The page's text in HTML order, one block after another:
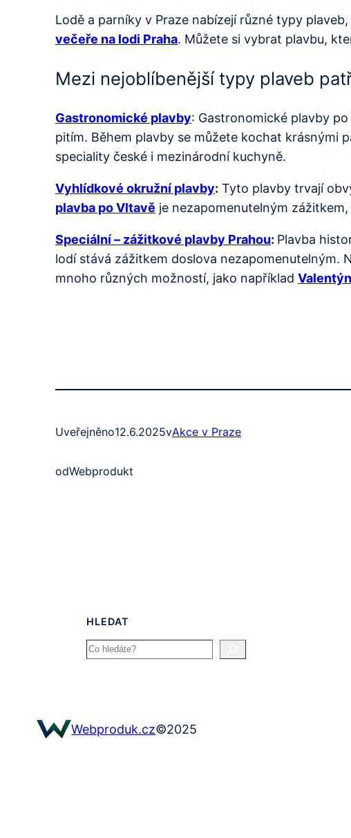
Lodě a parníky v Praze nabízejí různé typy
večeře na lodi Praha. Můžete si vybrat plavbu,
Mezi nejoblíbenější typy plaveb
Gastronomické plavby: Gastronomické plavby
pitím. Během plavby se můžete kochat krásnými
speciality české i mezinárodní kuchyně.
Vyhlídkové okružní plavby: Tyto plavby trvají
plavba po Vltavě je nezapomenutelným
Speciální – zážitkové plavby Prahou: Plavba
lodí stává zážitkem doslova nezapomenutelným.
mnoho různých možností, jako například
Uveřejněno12.6.2025vAkce v Praze
odWebprodukt
HLEDAT
Search
Webproduk.cz©2025